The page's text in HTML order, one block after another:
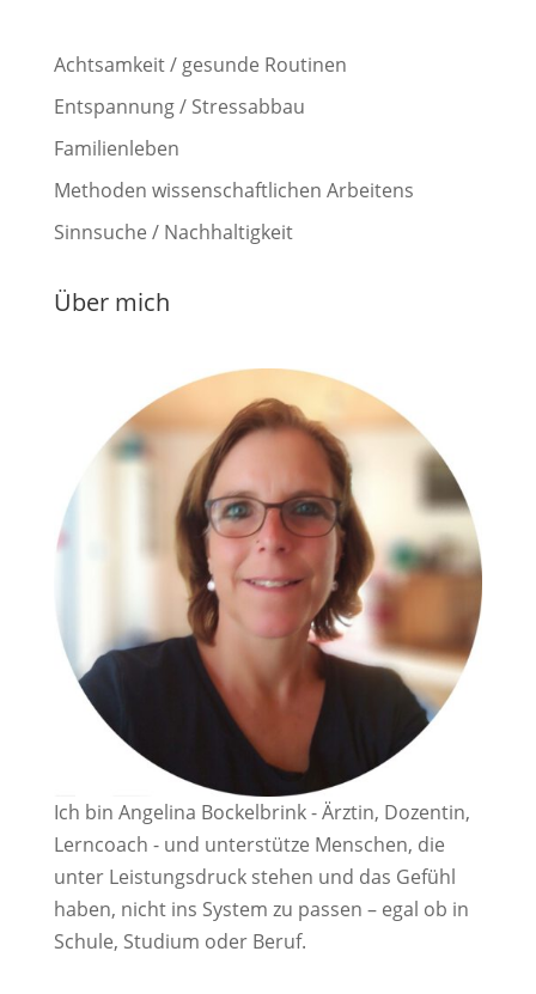
Achtsamkeit / gesunde Routinen
Entspannung / Stressabbau
Familienleben
Methoden wissenschaftlichen Arbeitens
Sinnsuche / Nachhaltigkeit
Über mich
Ich bin Angelina Bockelbrink - Ärztin, Dozentin,
Lerncoach - und unterstütze Menschen, die
unter Leistungsdruck stehen und das Gefühl
haben, nicht ins System zu passen – egal ob in
Schule, Studium oder Beruf.